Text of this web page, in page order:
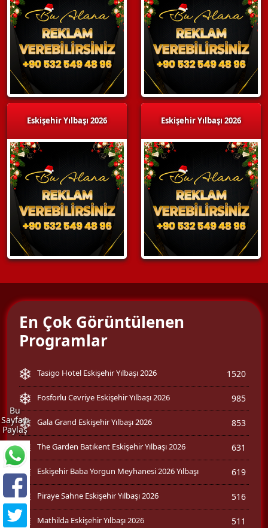
Eskişehir Yılbaşı 2026 Eskişehir Yılbaşı 2026
Bu
Sayfayı
Paylaş
En Çok Görüntülenen
Programlar
Tasigo Hotel Eskişehir Yılbaşı 2026 1520
Fosforlu Cevriye Eskişehir Yılbaşı 2026 985
Gala Grand Eskişehir Yılbaşı 2026 853
The Garden Batıkent Eskişehir Yılbaşı 2026 631
Eskişehir Baba Yorgun Meyhanesi 2026 Yılbaşı 619
Piraye Sahne Eskişehir Yılbaşı 2026 516
Mathilda Eskişehir Yılbaşı 2026 511